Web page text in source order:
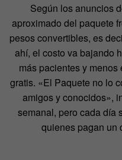
Según los anuncios
aproximado del paquete
pesos convertibles, es
ahí, el costo va bajando
más pacientes y
gratis. «El Paquete no lo
amigos y conocidos»,
semanal, pero cada día
quienes pagan un